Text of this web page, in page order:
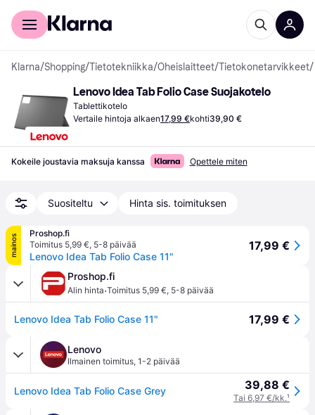
Kuluttajille
Klarna/Shopping/Tietotekniikka/Oheislaitteet/Tietokonetarvikkeet/
Lenovo Idea Tab Folio Case Suojakotelo
Tablettikotelo
Vertaile hintoja alkaen17,99 €kohti39,90 €
Kokeile joustavia maksuja kanssa Opettele miten
Suositeltu Hinta sis. toimituksen
mainos
Proshop.fi
Toimitus 5,99 €, 5-8 päivää
Lenovo Idea Tab Folio Case 11"
17,99 €
Proshop.fi
Alin hinta·Toimitus 5,99 €, 5-8 päivää
Lenovo Idea Tab Folio Case 11" 17,99 €
Lenovo
Ilmainen toimitus, 1-2 päivää
Lenovo Idea Tab Folio Case Grey 39,88 €
Tai 6,97 €/kk.¹